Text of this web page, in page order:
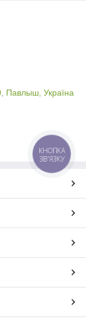
Павлыш, Україна
КНОПКА
ЗВ'ЯЗКУ